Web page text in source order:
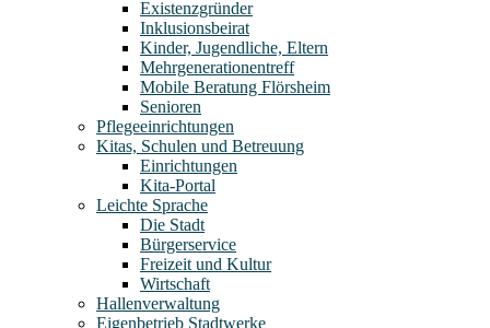
Existenzgründer
Inklusionsbeirat
Kinder, Jugendliche, Eltern
Mehrgenerationentreff
Mobile Beratung Flörsheim
Senioren
Pflegeeinrichtungen
Kitas, Schulen und Betreuung
Einrichtungen
Kita-Portal
Leichte Sprache
Die Stadt
Bürgerservice
Freizeit und Kultur
Wirtschaft
Hallenverwaltung
Eigenbetrieb Stadtwerke